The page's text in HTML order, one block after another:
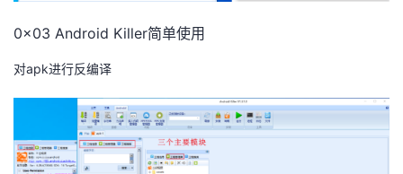
0x03 Android Killer简单使用
对apk进行反编译